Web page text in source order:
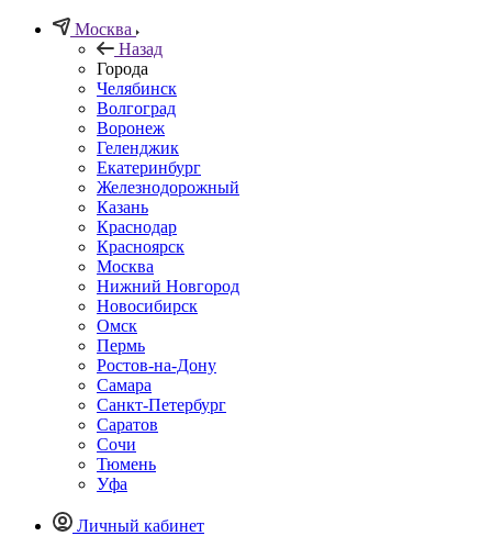
Москва
Назад
Города
Челябинск
Волгоград
Воронеж
Геленджик
Екатеринбург
Железнодорожный
Казань
Краснодар
Красноярск
Москва
Нижний Новгород
Новосибирск
Омск
Пермь
Ростов-на-Дону
Самара
Санкт-Петербург
Саратов
Сочи
Тюмень
Уфа
Личный кабинет